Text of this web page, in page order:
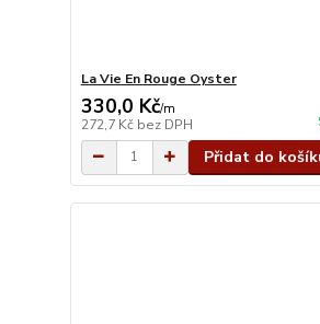
La Vie En Rouge Oyster
330,0 Kč/m
272,7 Kč bez DPH
Přidat do